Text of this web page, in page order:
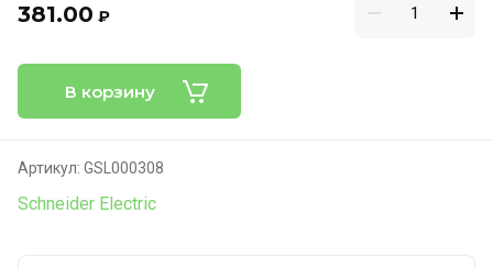
381.00 ₽
В корзину
Артикул: GSL000308
Schneider Electric